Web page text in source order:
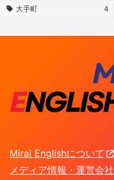
大手町 4
Mirai Englishについて
メディア情報・運営会社